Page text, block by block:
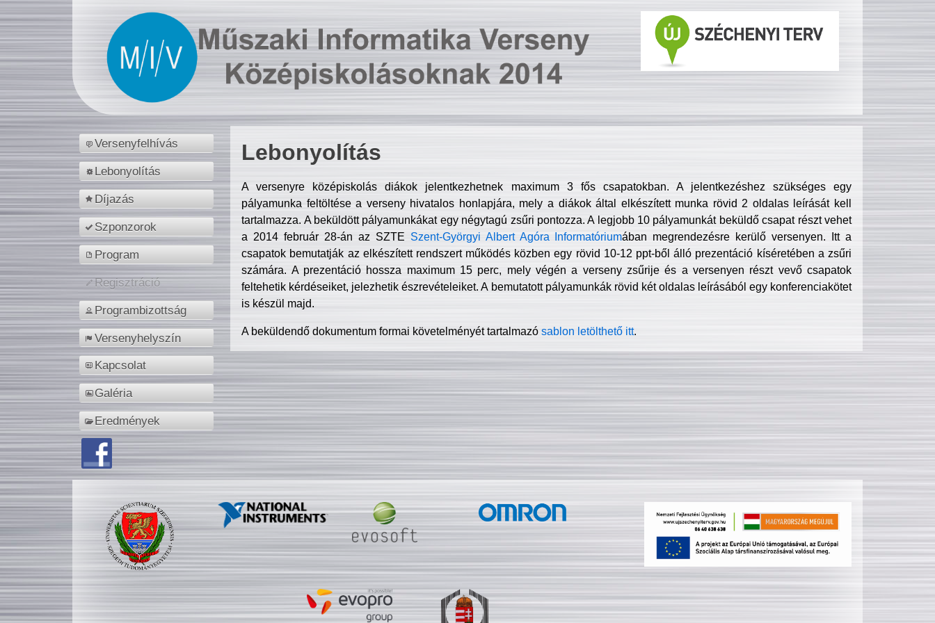
Versenyfelhívás
Lebonyolítás
Díjazás
Szponzorok
Program
Regisztráció
Programbizottság
Versenyhelyszín
Kapcsolat
Galéria
Eredmények
Lebonyolítás
A versenyre középiskolás diákok jelentkezhetnek maximum 3 fős csapatokban. A jelentkezéshez szükséges egy
pályamunka feltöltése a verseny hivatalos honlapjára, mely a diákok által elkészített munka rövid 2 oldalas leírását kell
tartalmazza. A beküldött pályamunkákat egy négytagú zsűri pontozza. A legjobb 10 pályamunkát beküldő csapat részt vehet
a 2014 február 28-án az SZTE Szent-Györgyi Albert Agóra Informatóriumában megrendezésre kerülő versenyen. Itt a
csapatok bemutatják az elkészített rendszert működés közben egy rövid 10-12 ppt-ből álló prezentáció kíséretében a zsűri
számára. A prezentáció hossza maximum 15 perc, mely végén a verseny zsűrije és a versenyen részt vevő csapatok
feltehetik kérdéseiket, jelezhetik észrevételeiket. A bemutatott pályamunkák rövid két oldalas leírásából egy konferenciakötet
is készül majd.
A beküldendő dokumentum formai követelményét tartalmazósablon letölthető itt.